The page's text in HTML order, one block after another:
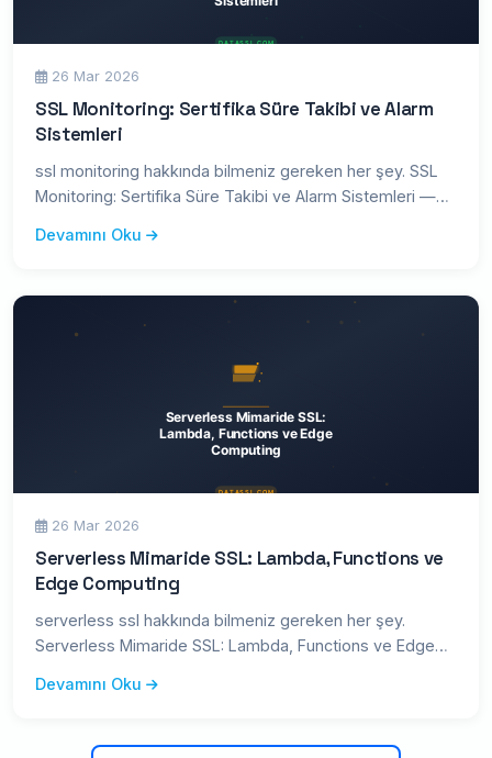
26 Mar 2026
SSL Monitoring: Sertifika Süre Takibi ve Alarm
Sistemleri
ssl monitoring hakkında bilmeniz gereken her şey. SSL
Monitoring: Sertifika Süre Takibi ve Alarm Sistemleri —
Devamını Oku
26 Mar 2026
Serverless Mimaride SSL: Lambda, Functions ve
Edge Computing
serverless ssl hakkında bilmeniz gereken her şey.
Serverless Mimaride SSL: Lambda, Functions ve Edge
Devamını Oku